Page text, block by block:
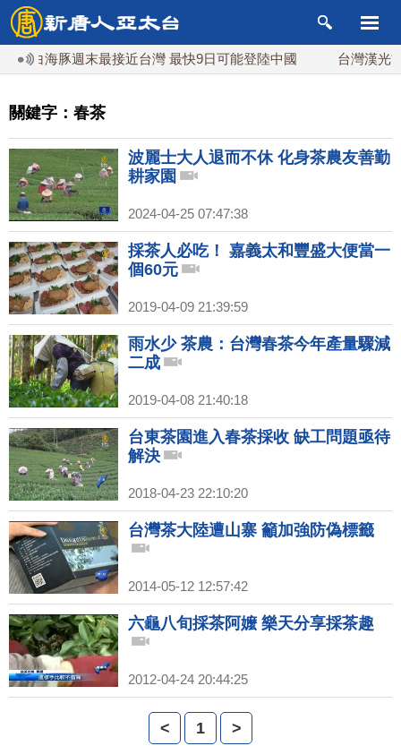
風白海豚週末最接近台灣 最快9日可能登陸中國 台灣漢光
關鍵字：春茶
波麗士大人退而不休 化身茶農友善勤
耕家園
2024-04-25 07:47:38
採茶人必吃！ 嘉義太和豐盛大便當一
個60元
2019-04-09 21:39:59
雨水少 茶農：台灣春茶今年產量驟減
二成
2019-04-08 21:40:18
台東茶園進入春茶採收 缺工問題亟待
解決
2018-04-23 22:10:20
台灣茶大陸遭山寨 籲加強防偽標籤
2014-05-12 12:57:42
六龜八旬採茶阿嬤 樂天分享採茶趣
2012-04-24 20:44:25
< 1 >